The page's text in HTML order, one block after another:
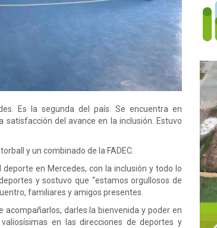
Es la segunda del país. Se encuentra en
satisfacción del avance en la inclusión. Estuvo
y un combinado de la FADEC.
en Mercedes, con la inclusión y todo lo
y sostuvo que “estamos orgullosos de
familiares y amigos presentes.
darles la bienvenida y poder en
en las direcciones de deportes y